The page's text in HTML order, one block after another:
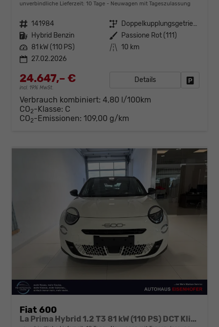
unverbindliche Lieferzeit: 10 Tage Neuwagen mit Tageszulassung
Fahrzeugnr. 141984 Getriebe
Doppelkupplungsgetriebe (DSG)
Kraftstoff Hybrid Benzin Außenfarbe Passione Rot (111)
Leistung 81 kW (110 PS) Kilometerstand 10 km
27.02.2026
24.647,– €
incl. 19% MwSt.
Details
Verbrauch kombiniert: 4,80 l/100km
CO2-Klasse: C
CO2-Emissionen: 109,00 g/km
Fiat 600
La Prima Hybrid 1.2 T3 81 kW (110 PS) DCT Klimaautomatik, Massagesitz, Sitzheizung, elektrisch verstellbarer Fahrersitz, Radio, DAB, Apple CarPlay, Android Auto, Navigationssystem, 18 Zoll Leichtmetallfelgen, uvm.